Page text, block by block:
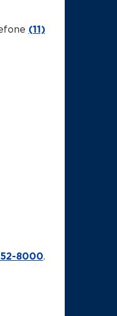
(11)
8000.